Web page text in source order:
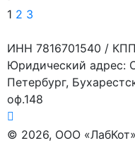
1 2 3
ИНН 7816701540 / КПП
Юридический адрес:
Петербург,
оф.148
© 2026, ООО «ЛабКот»